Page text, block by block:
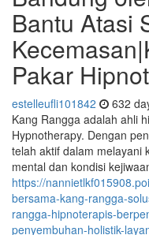
Bantu Atasi
Pakar
estelleufli101842 632
Kang Rangga adalah ahli
Hypnotherapy. Dengan
telah aktif dalam melayani
mental dan kondisi
https://
bersama-kang-rangga-
rangga-hipnoterapis-
penyembuhan-holistik-